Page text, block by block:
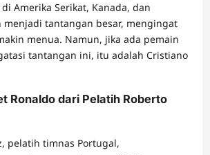
Amerika Serikat, Kanada, dan
menjadi tantangan besar, mengingat
menua. Namun, jika ada pemain
tantangan ini, itu adalah Cristiano
Ronaldo dari Pelatih Roberto
pelatih timnas Portugal,